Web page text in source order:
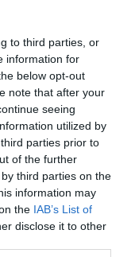
to third parties, or
information for
below opt-out
note that after your
seeing
utilized by
parties prior to
of the further
third parties on the
information may
the IAB’s List of
disclose it to other
mivel őket is
helyzet. Inkább
hogy amennyire
Elértük a
tudok-e maradni. “
és a
el magunkat,
még hátra.” –